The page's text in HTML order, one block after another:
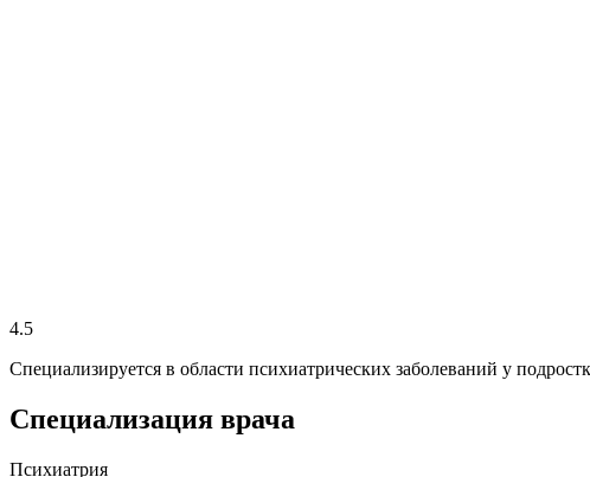
4.5
Специализируется в области психиатрических заболеваний у
Специализация врача
Психиатрия